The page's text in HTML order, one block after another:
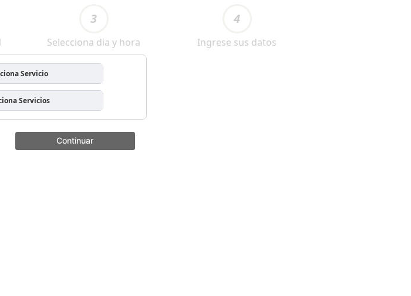
3
Selecciona dia y hora
4
Ingrese sus datos
Servicio
Servicios
Continuar